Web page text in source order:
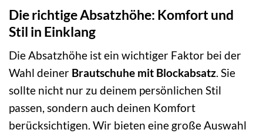
Die richtige Absatzhöhe: Komfort und
Stil in Einklang
Die Absatzhöhe ist ein wichtiger Faktor bei der
Wahl deiner Brautschuhe mit Blockabsatz. Sie
sollte nicht nur zu deinem persönlichen Stil
passen, sondern auch deinen Komfort
berücksichtigen. Wir bieten eine große Auswahl